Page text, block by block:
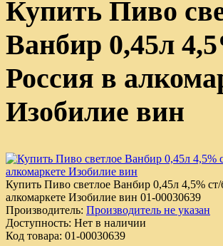
Купить Пиво
Ванбир 0,45л
Россия в
Изобилие вин
Купить Пиво светлое Ванбир 0,45л 4,5% ст/
алкомаркете Изобилие вин 01-00030639
Производитель: Производитель не указан
Доступность: Нет в наличии
Код товара: 01-00030639